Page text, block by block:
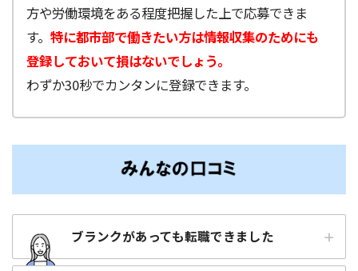
方や労働環境をある程度把握した上で応募できま
す。特に都市部で働きたい方は情報収集のためにも
登録しておいて損はないでしょう。
わずか30秒でカンタンに登録できます。
ブランクがあっても転職できました